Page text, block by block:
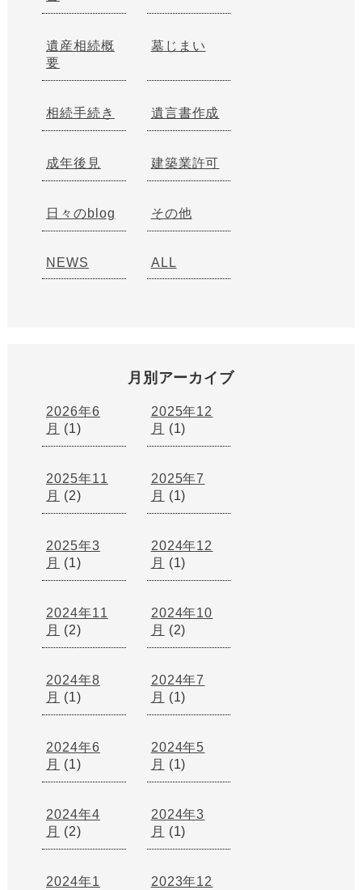
遺産相続概
要
墓じまい
相続手続き 遺言書作成
成年後見 建築業許可
日々のblog その他
NEWS ALL
月別アーカイブ
2026年6
月
(1)
2025年12
月
(1)
2025年11
月
(2)
2025年7
月
(1)
2025年3
月
(1)
2024年12
月
(1)
2024年11
月
(2)
2024年10
月
(2)
2024年8
月
(1)
2024年7
月
(1)
2024年6
月
(1)
2024年5
月
(1)
2024年4
月
(2)
2024年3
月
(1)
2024年1
2023年12